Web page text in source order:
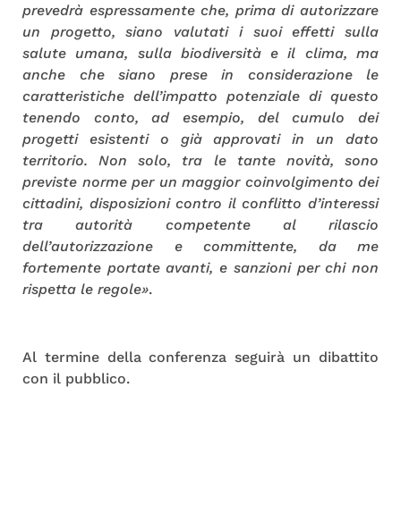
prevedrà espressamente che, prima di autorizzare
un progetto, siano valutati i suoi effetti sulla
salute umana, sulla biodiversità e il clima, ma
anche che siano prese in considerazione le
caratteristiche dell’impatto potenziale di questo
tenendo conto, ad esempio, del cumulo dei
progetti esistenti o già approvati in un dato
territorio. Non solo, tra le tante novità, sono
previste norme per un maggior coinvolgimento dei
cittadini, disposizioni contro il conflitto d’interessi
tra autorità competente al rilascio
dell’autorizzazione e committente, da me
fortemente portate avanti, e sanzioni per chi non
rispetta le regole».
Al termine della conferenza seguirà un dibattito
con il pubblico.